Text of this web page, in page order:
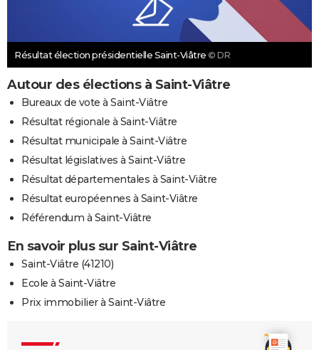
Résultat élection présidentielle Saint-Viâtre © DR
Autour des élections à Saint-Viâtre
Bureaux de vote à Saint-Viâtre
Résultat régionale à Saint-Viâtre
Résultat municipale à Saint-Viâtre
Résultat législatives à Saint-Viâtre
Résultat départementales à Saint-Viâtre
Résultat européennes à Saint-Viâtre
Référendum à Saint-Viâtre
En savoir plus sur Saint-Viâtre
Saint-Viâtre (41210)
Ecole à Saint-Viâtre
Prix immobilier à Saint-Viâtre